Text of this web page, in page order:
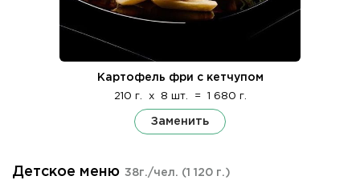
Картофель фри с кетчупом
210 г. x 8 шт. = 1 680 г.
Заменить
Детское меню 38г./чел. (1 120 г.)